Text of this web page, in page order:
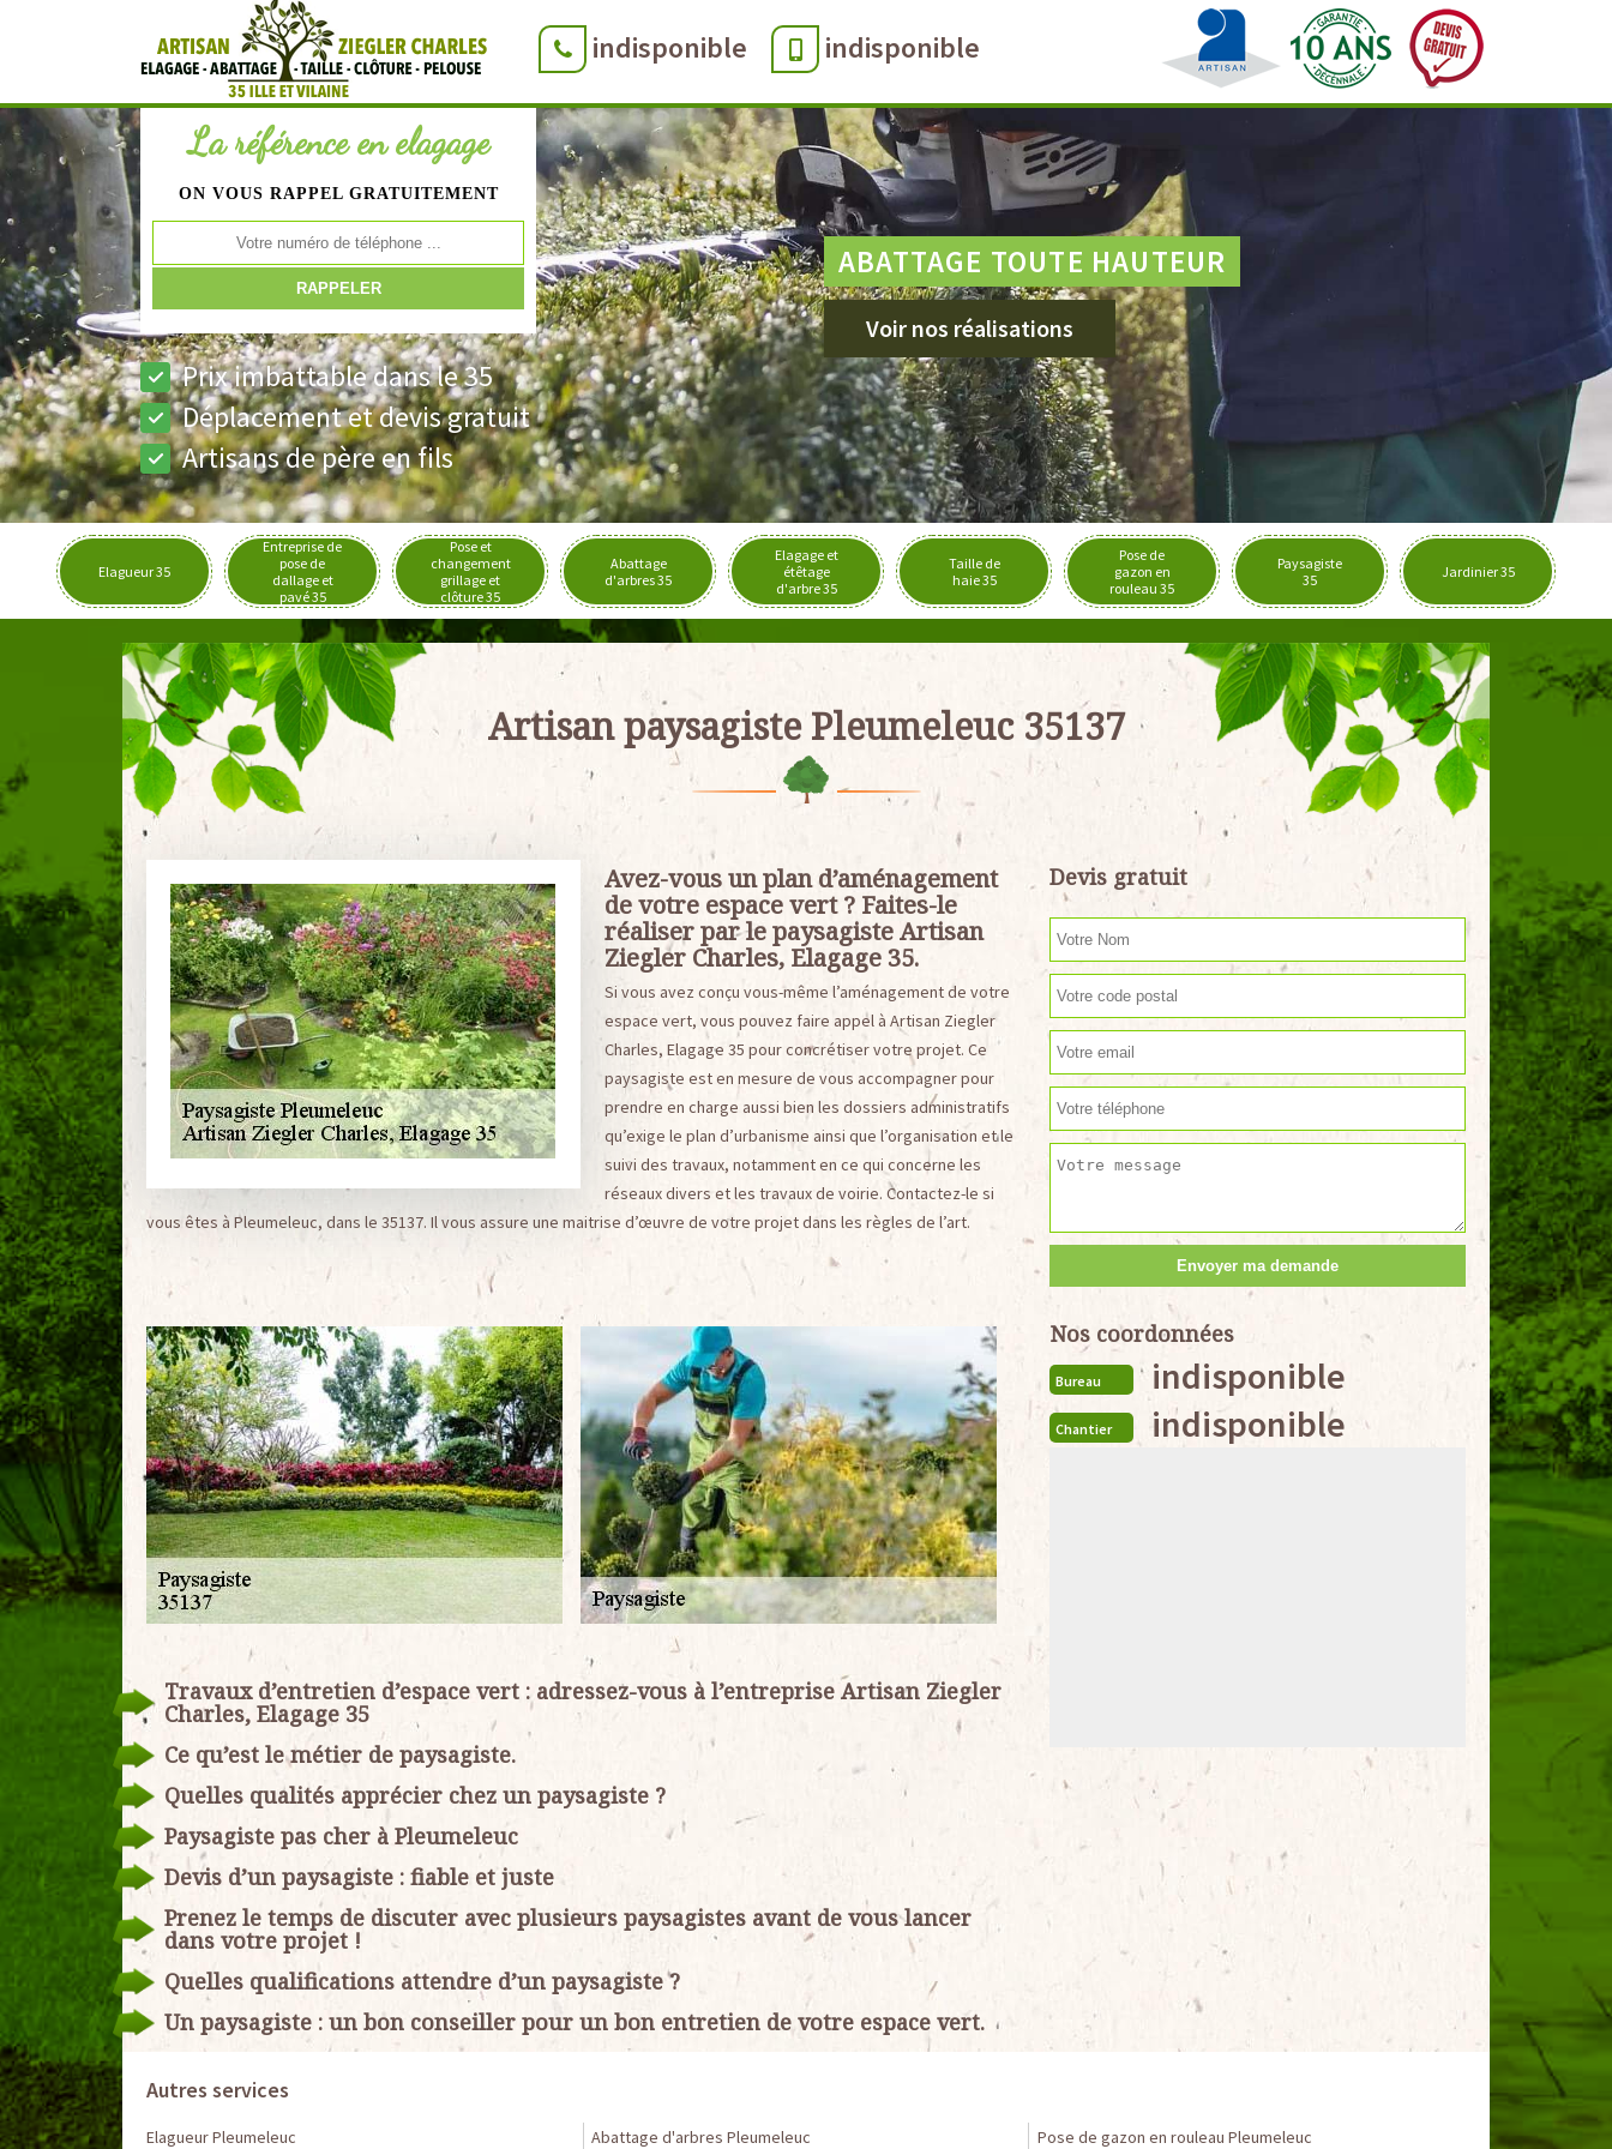
indisponible indisponible
La référence en elagage
ON VOUS RAPPEL GRATUITEMENT
Prix imbattable dans le 35
Déplacement et devis gratuit
Artisans de père en fils
ABATTAGE TOUTE HAUTEUR
Voir nos réalisations
Elagueur 35
Entreprise de
pose de
dallage et
pavé 35
Pose et
changement
grillage et
clôture 35
Abattage
d'arbres 35
Elagage et
étêtage
d'arbre 35
Taille de
haie 35
Pose de
gazon en
rouleau 35
Paysagiste
35
Jardinier 35
Artisan paysagiste Pleumeleuc 35137
Avez-vous un plan d’aménagement
de votre espace vert ? Faites-le
réaliser par le paysagiste Artisan
Ziegler Charles, Elagage 35.
Si vous avez conçu vous-même l’aménagement de votre
espace vert, vous pouvez faire appel à Artisan Ziegler
Charles, Elagage 35 pour concrétiser votre projet. Ce
paysagiste est en mesure de vous accompagner pour
prendre en charge aussi bien les dossiers administratifs
qu’exige le plan d’urbanisme ainsi que l’organisation et le
suivi des travaux, notamment en ce qui concerne les
réseaux divers et les travaux de voirie. Contactez-le si
vous êtes à Pleumeleuc, dans le 35137. Il vous assure une maitrise d’œuvre de votre projet dans les règles de l’art.
Travaux d’entretien d’espace vert : adressez-vous à l’entreprise Artisan Ziegler
Charles, Elagage 35
Ce qu’est le métier de paysagiste.
Quelles qualités apprécier chez un paysagiste ?
Paysagiste pas cher à Pleumeleuc
Devis d’un paysagiste : fiable et juste
Prenez le temps de discuter avec plusieurs paysagistes avant de vous lancer
dans votre projet !
Quelles qualifications attendre d’un paysagiste ?
Un paysagiste : un bon conseiller pour un bon entretien de votre espace vert.
Devis gratuit
Nos coordonnées
Bureau indisponible
Chantier indisponible
Autres services
Elagueur Pleumeleuc Abattage d'arbres Pleumeleuc Pose de gazon en rouleau Pleumeleuc